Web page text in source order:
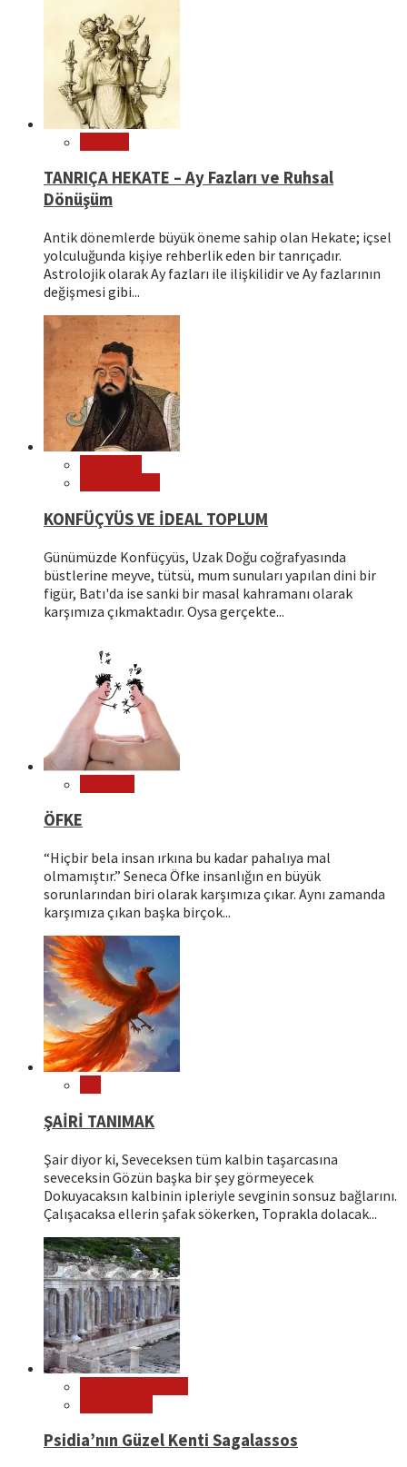
TANRIÇA HEKATE – Ay Fazları ve Ruhsal
Dönüşüm
Antik dönemlerde büyük öneme sahip olan Hekate; içsel
yolculuğunda kişiye rehberlik eden bir tanrıçadır.
Astrolojik olarak Ay fazları ile ilişkilidir ve Ay fazlarının
değişmesi gibi...
KONFÜÇYÜS VE İDEAL TOPLUM
Günümüzde Konfüçyüs, Uzak Doğu coğrafyasında
büstlerine meyve, tütsü, mum sunuları yapılan dini bir
figür, Batı'da ise sanki bir masal kahramanı olarak
karşımıza çıkmaktadır. Oysa gerçekte...
ÖFKE
“Hiçbir bela insan ırkına bu kadar pahalıya mal
olmamıştır.” Seneca Öfke insanlığın en büyük
sorunlarından biri olarak karşımıza çıkar. Aynı zamanda
karşımıza çıkan başka birçok...
ŞAİRİ TANIMAK
Şair diyor ki, Seveceksen tüm kalbin taşarcasına
seveceksin Gözün başka bir şey görmeyecek
Dokuyacaksın kalbinin ipleriyle sevginin sonsuz bağlarını.
Çalışacaksa ellerin şafak sökerken, Toprakla dolacak...
Psidia’nın Güzel Kenti Sagalassos